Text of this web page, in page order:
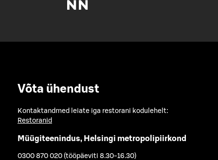
Võta ühendust
Kontaktandmed leiate iga restorani kodulehelt:
Restoranid
Müügiteenindus, Helsingi metropolipiirkond
0300 870 020 (tööpäeviti 8.30-16.30)